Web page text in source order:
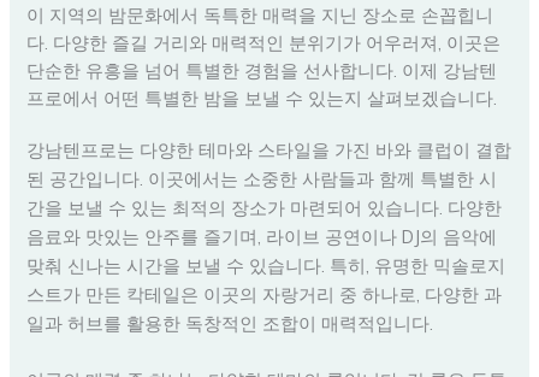
이 지역의 밤문화에서 독특한 매력을 지닌 장소로 손꼽힙니
다. 다양한 즐길 거리와 매력적인 분위기가 어우러져, 이곳은
단순한 유흥을 넘어 특별한 경험을 선사합니다. 이제 강남텐
프로에서 어떤 특별한 밤을 보낼 수 있는지 살펴보겠습니다.
강남텐프로는 다양한 테마와 스타일을 가진 바와 클럽이 결합
된 공간입니다. 이곳에서는 소중한 사람들과 함께 특별한 시
간을 보낼 수 있는 최적의 장소가 마련되어 있습니다. 다양한
음료와 맛있는 안주를 즐기며, 라이브 공연이나 DJ의 음악에
맞춰 신나는 시간을 보낼 수 있습니다. 특히, 유명한 믹솔로지
스트가 만든 칵테일은 이곳의 자랑거리 중 하나로, 다양한 과
일과 허브를 활용한 독창적인 조합이 매력적입니다.